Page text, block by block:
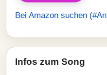
Bei Amazon suchen
Infos zum Song